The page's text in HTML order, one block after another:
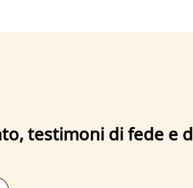
testimoni di fede e